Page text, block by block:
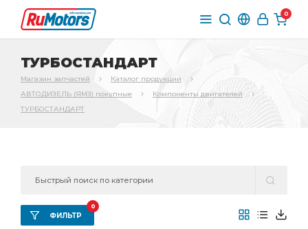
0
ТУРБОСТАНДАРТ
Магазин запчастей
Каталог продукции
АВТОДИЗЕЛЬ (ЯМЗ) покупные
Компоненты двигателей
ТУРБОСТАНДАРТ
ФИЛЬТР
0